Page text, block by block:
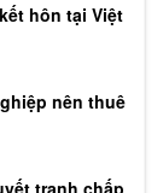
hôn tại Việt
nên thuê
tranh chấp